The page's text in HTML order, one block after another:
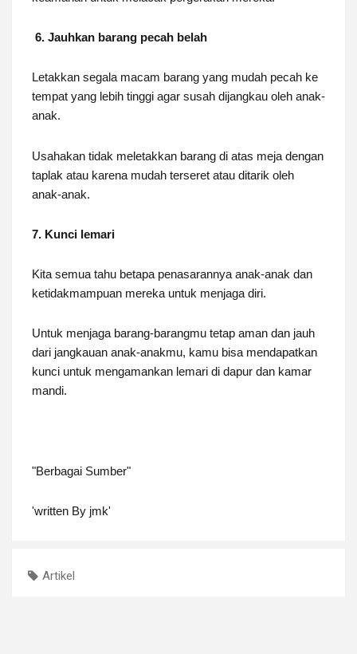
6. Jauhkan barang pecah belah
Letakkan segala macam barang yang mudah pecah ke
tempat yang lebih tinggi agar susah dijangkau oleh anak-
anak.
Usahakan tidak meletakkan barang di atas meja dengan
taplak atau karena mudah terseret atau ditarik oleh
anak-anak.
7. Kunci lemari
Kita semua tahu betapa penasarannya anak-anak dan
ketidakmampuan mereka untuk menjaga diri.
Untuk menjaga barang-barangmu tetap aman dan jauh
dari jangkauan anak-anakmu, kamu bisa mendapatkan
kunci untuk mengamankan lemari di dapur dan kamar
mandi.
"Berbagai Sumber"
'written By jmk'
Artikel